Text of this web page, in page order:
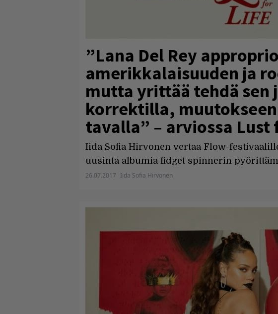
”Lana Del Rey
amerikkalaisuuden ja
mutta yrittää tehdä sen
korrektilla,
tavalla” – arviossa Lust
Iida Sofia Hirvonen vertaa Flow-
uusinta albumia fidget spinnerin
26.07.2017 Iida Sofia Hirvonen